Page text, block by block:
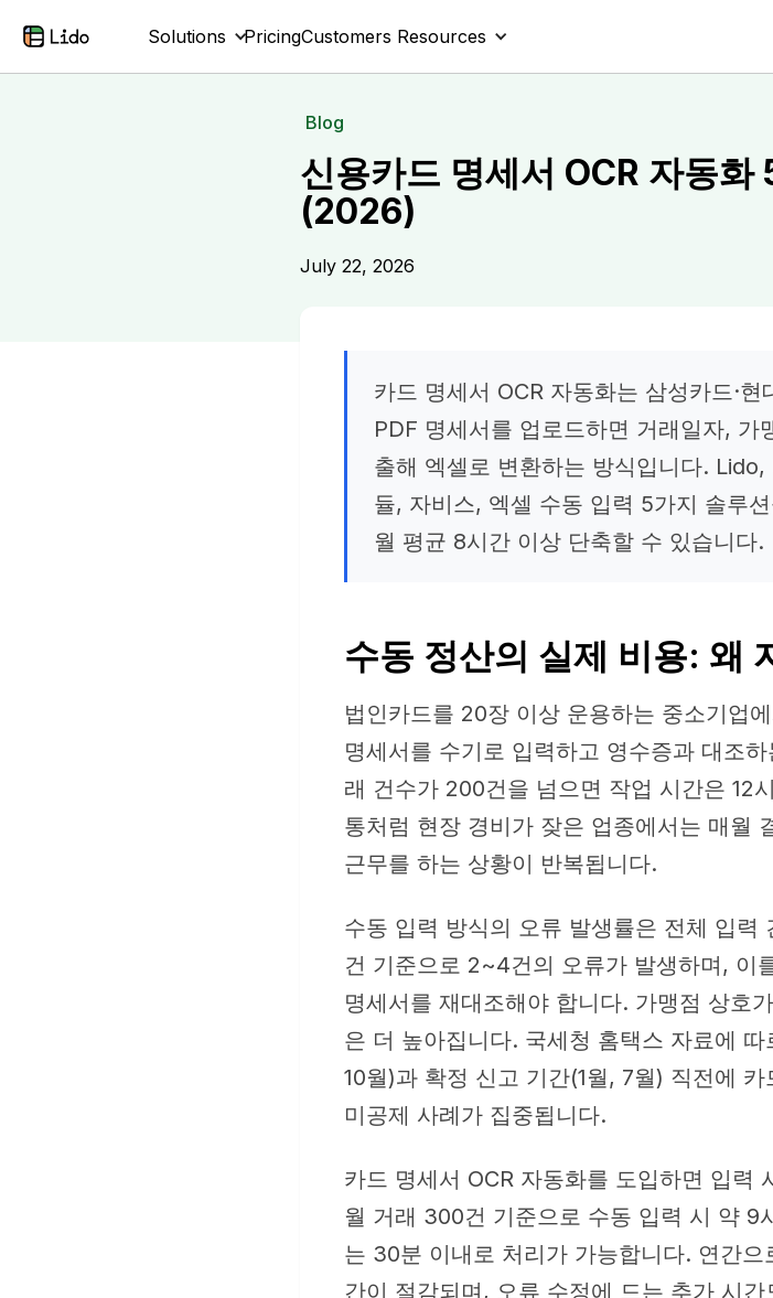
Solutions PricingCustomers Resources
Blog
신용카드 명세서 OCR 자동
(2026)
July 22, 2026
카드 명세서 OCR 자동화는 삼성카드·
PDF 명세서를 업로드하면 거래일자,
출해 엑셀로 변환하는 방식입니다.
듈, 자비스, 엑셀 수동 입력 5가지 솔루
월 평균 8시간 이상 단축할 수 있습니다.
수동 정산의 실제 비용: 왜
법인카드를 20장 이상 운용하는 중소기업
명세서를 수기로 입력하고 영수증과 대조
래 건수가 200건을 넘으면 작업 시간은 12
통처럼 현장 경비가 잦은 업종에서는 매월
근무를 하는 상황이 반복됩니다.
수동 입력 방식의 오류 발생률은 전체 입
건 기준으로 2~4건의 오류가 발생하며, 이
명세서를 재대조해야 합니다. 가맹점 상호
은 더 높아집니다. 국세청 홈택스 자료에
10월)과 확정 신고 기간(1월, 7월) 직전에
미공제 사례가 집중됩니다.
카드 명세서 OCR 자동화를 도입하면 입력
월 거래 300건 기준으로 수동 입력 시 약 9
는 30분 이내로 처리가 가능합니다. 연간
간이 절감되며, 오류 수정에 드는 추가 시